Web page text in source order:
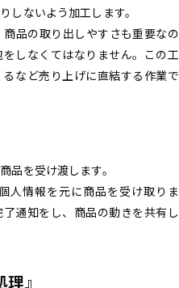
しないよう加工します。
品の取り出しやすさも重要なの
しなくてはなりません。この工
など売り上げに直結する作業で
品を受け渡します。
人情報を元に商品を受け取りま
通知をし、商品の動きを共有し
』